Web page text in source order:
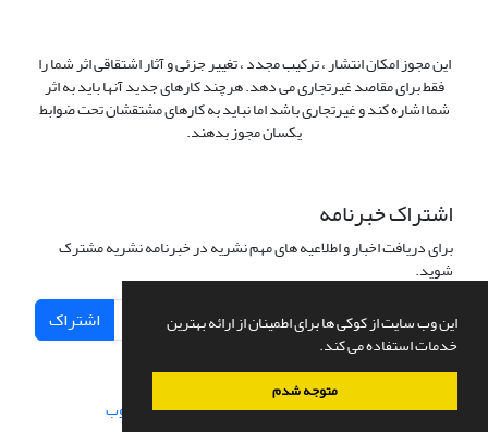
این وب سایت از کوکی ها برای اطمینان از ارائه بهترین
خدمات استفاده می کند.
متوجه شدم
این مجوز امکان انتشار ، ترکیب مجدد ، تغییر جزئی و آثار اشتقاقی اثر شما را
فقط برای مقاصد غیرتجاری می دهد. هرچند کارهای جدید آنها باید به اثر
شما اشاره کند و غیرتجاری باشد اما نباید به کارهای مشتقشان تحت ضوابط
یکسان مجوز بدهند.
اشتراک خبرنامه
برای دریافت اخبار و اطلاعیه های مهم نشریه در خبرنامه نشریه مشترک
شوید.
اشتراک
سامانه مدیریت نشریات علمی.طراحی و پیاده سازی از سیناوب